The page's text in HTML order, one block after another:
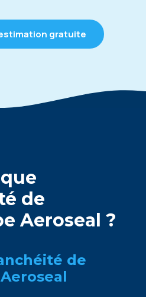
gratuite
de
Aeroseal ?
de